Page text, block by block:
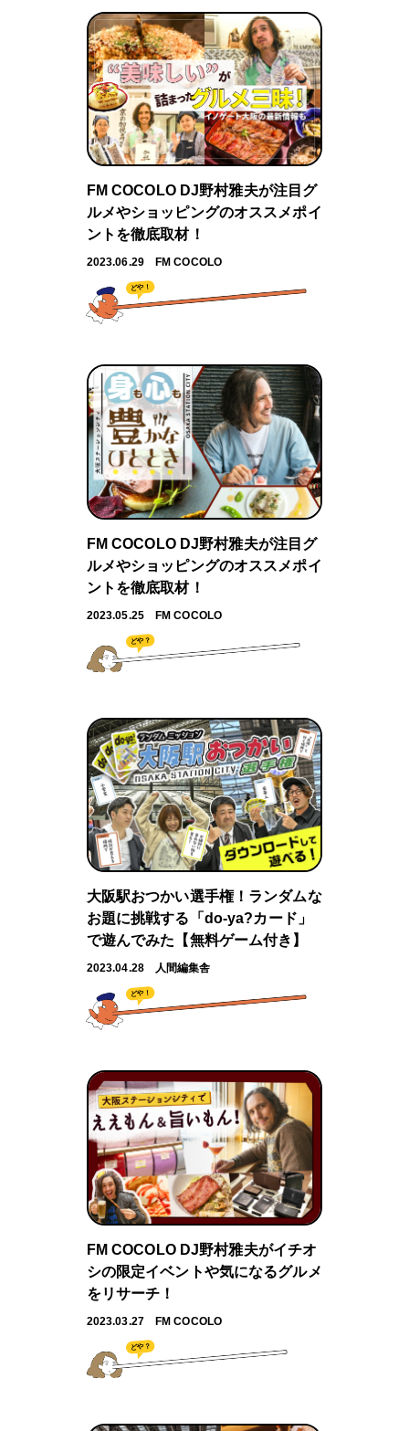
FM COCOLO DJ野村雅夫が注目グ
ルメやショッピングのオススメポイ
ントを徹底取材！
2023.06.29 FM COCOLO
どや！
FM COCOLO DJ野村雅夫が注目グ
ルメやショッピングのオススメポイ
ントを徹底取材！
2023.05.25 FM COCOLO
どや？
大阪駅おつかい選手権！ランダムな
お題に挑戦する「do-ya?カード」
で遊んでみた【無料ゲーム付き】
2023.04.28 人間編集舎
どや！
FM COCOLO DJ野村雅夫がイチオ
シの限定イベントや気になるグルメ
をリサーチ！
2023.03.27 FM COCOLO
どや？